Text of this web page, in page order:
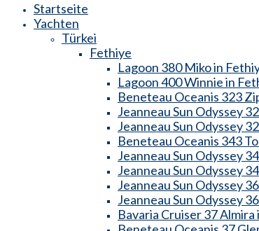
Startseite
Yachten
Türkei
Fethiye
Lagoon 380 Miko in
Lagoon 400 Winnie in
Beneteau Oceanis 323
Jeanneau Sun Odyssey
Jeanneau Sun Odyssey
Beneteau Oceanis 343
Jeanneau Sun Odyssey
Jeanneau Sun Odyssey
Jeanneau Sun Odyssey
Jeanneau Sun Odyssey
Bavaria Cruiser 37